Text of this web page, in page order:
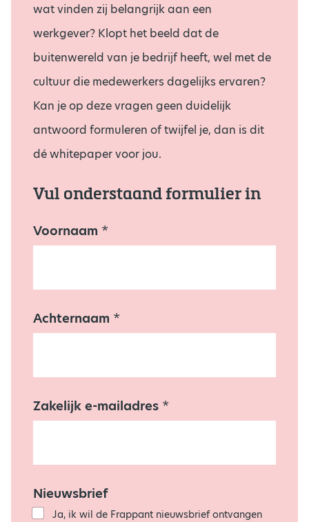
wat vinden zij belangrijk aan een
werkgever? Klopt het beeld dat de
buitenwereld van je bedrijf heeft, wel met de
cultuur die medewerkers dagelijks ervaren?
Kan je op deze vragen geen duidelijk
antwoord formuleren of twijfel je, dan is dit
dé whitepaper voor jou.
Vul onderstaand formulier in
Voornaam *
Achternaam *
Zakelijk e-mailadres *
A
c
a
a
i
u
w
i
f
*
Nieuwsbrief
Ja, ik wil de Frappant nieuwsbrief ontvangen